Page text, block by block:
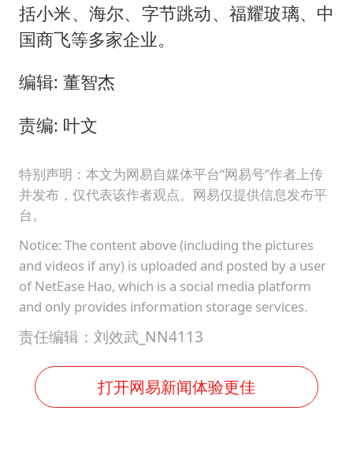
括小米、海尔、字节跳动、福耀玻璃、中
国商飞等多家企业。
编辑: 董智杰
责编: 叶文
特别声明：本文为网易自媒体平台“网易号”作者上传
并发布，仅代表该作者观点。网易仅提供信息发布平
台。
Notice: The content above (including the pictures
and videos if any) is uploaded and posted by a user
of NetEase Hao, which is a social media platform
and only provides information storage services.
责任编辑：刘效武_NN4113
打开网易新闻体验更佳